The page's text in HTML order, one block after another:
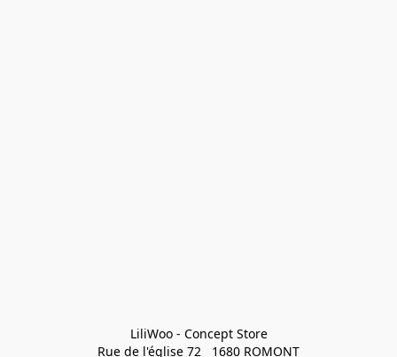
LiliWoo - Concept Store
Rue de l'église 72   1680 ROMONT